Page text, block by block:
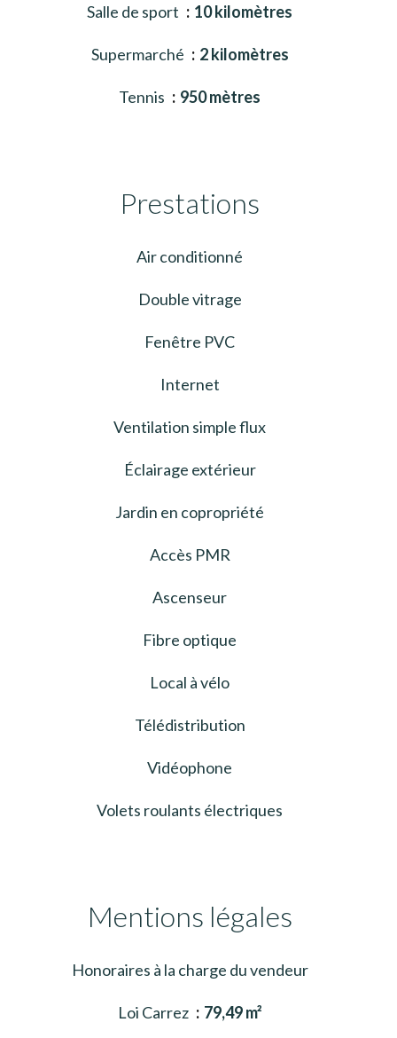
Salle de sport 10 kilomètres
Supermarché 2 kilomètres
Tennis 950 mètres
Prestations
Air conditionné
Double vitrage
Fenêtre PVC
Internet
Ventilation simple flux
Éclairage extérieur
Jardin en copropriété
Accès PMR
Ascenseur
Fibre optique
Local à vélo
Télédistribution
Vidéophone
Volets roulants électriques
Mentions légales
Honoraires à la charge du vendeur
Loi Carrez 79,49 m²